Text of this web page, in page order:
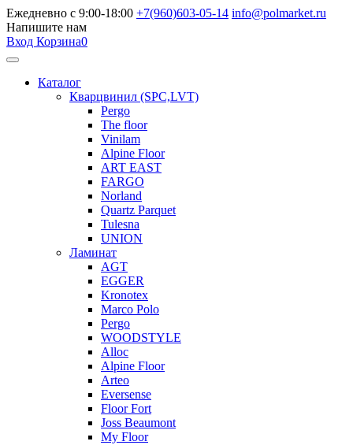
Ежедневно с 9:00-18:00 +7(960)603-05-14 info@polmarket.ru
Напишите нам
Вход Корзина0
Каталог
Кварцвинил (SPC,LVT)
Pergo
The floor
Vinilam
Alpine Floor
ART EAST
FARGO
Norland
Quartz Parquet
Tulesna
UNION
Ламинат
AGT
EGGER
Kronotex
Marco Polo
Pergo
WOODSTYLE
Alloc
Alpine Floor
Arteo
Eversense
Floor Fort
Joss Beaumont
My Floor